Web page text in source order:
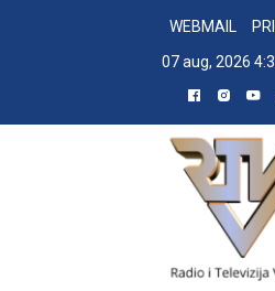
WEBMAIL
07 aug, 2026